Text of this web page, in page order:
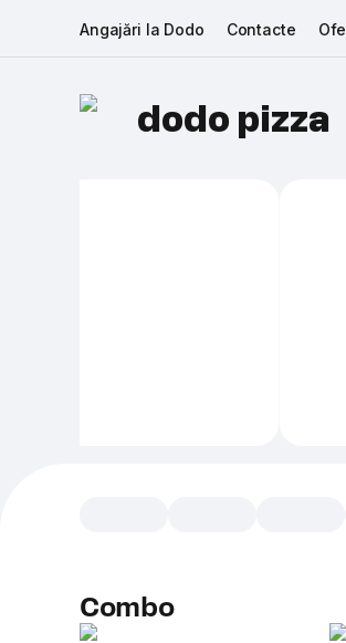
Angajări la Dodo Contacte
dodo pizza
Combo